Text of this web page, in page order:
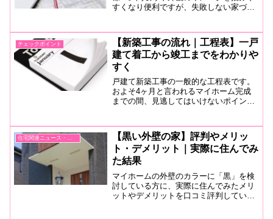
すくなり便利ですが、失敗しない家づく
面の種類ごとに紹介します。
チェックポイント
【新築工事の流れ｜工程表】一戸
建て着工から竣工までをわかりや
すく
戸建て新築工事の一般的な工程表です。
およそ4ヶ月と言われるマイホーム完成
までの間、見逃してはいけないポイント
かりなスケジュール表なので、お役立て
ください。
住宅関連ニュース・情報収集
【黒い外壁の家】評判やメリッ
ト・デメリット｜実際に住んでみ
た結果
マイホームの外壁のカラーに「黒」を検
討している方に、実際に住んでみたメリ
ットやデメリットを口コミ評判していき